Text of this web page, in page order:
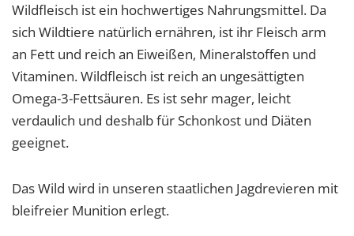
Wildfleisch ist ein hochwertiges Nahrungsmittel. Da
sich Wildtiere natürlich ernähren, ist ihr Fleisch arm
an Fett und reich an Eiweißen, Mineralstoffen und
Vitaminen. Wildfleisch ist reich an ungesättigten
Omega-3-Fettsäuren. Es ist sehr mager, leicht
verdaulich und deshalb für Schonkost und Diäten
geeignet.
Das Wild wird in unseren staatlichen Jagdrevieren mit
bleifreier Munition erlegt.